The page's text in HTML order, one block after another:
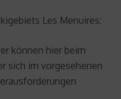
Les Menuires:
können hier beim
sich im vorgesehenen